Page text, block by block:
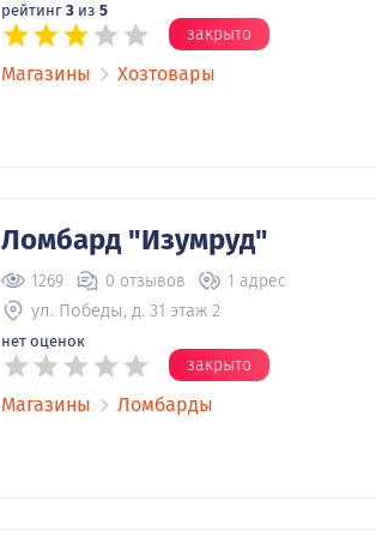
рейтинг3 из 5
закрыто
Магазины Хозтовары
Ломбард "Изумруд"
1269 0 отзывов 1 адрес
ул. Победы, д. 31 этаж 2
нет оценок
закрыто
Магазины Ломбарды